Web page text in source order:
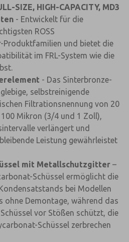
SIZE, HIGH-CAPACITY, MD3
- Entwickelt für die
ROSS
und bietet die
im FRL-System wie die
- Das Sinterbronze-
selbstreinigende
Filtrationsnennung von 20
Mikron (3/4 und 1 Zoll),
verlängert und
Leistung gewährleistet
mit Metallschutzgitter –
Schüssel ermöglicht die
bei Modellen
ohne Demontage, während das
vor Stößen schützt, die
Schüssel zerbrechen